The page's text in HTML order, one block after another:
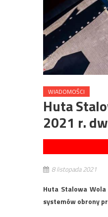
WIADOMOŚCI
Huta
2021 r.
8 listopada 2021
Huta Stalowa
systemów obrony